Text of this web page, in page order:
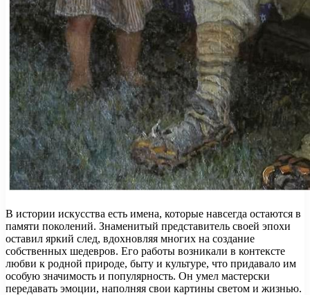
В истории искусства есть имена, которые навсегда остаются в
памяти поколений. Знаменитый представитель своей эпохи
оставил яркий след, вдохновляя многих на создание
собственных шедевров. Его работы возникали в контексте
любви к родной природе, быту и культуре, что придавало им
особую значимость и популярность. Он умел мастерски
передавать эмоции, наполняя свои картины светом и жизнью.